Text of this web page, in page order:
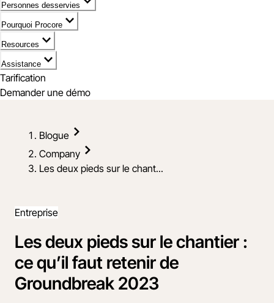
Personnes desservies
Pourquoi Procore
Resources
Assistance
Tarification
Demander une démo
Blogue
Company
Les deux pieds sur le chant...
Entreprise
Les deux pieds sur le chantier :
ce qu’il faut retenir de
Groundbreak 2023